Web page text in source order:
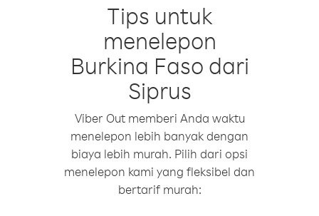
Tips untuk
menelepon
Burkina Faso dari
Siprus
Viber Out memberi Anda waktu
menelepon lebih banyak dengan
biaya lebih murah. Pilih dari opsi
menelepon kami yang fleksibel dan
bertarif murah: